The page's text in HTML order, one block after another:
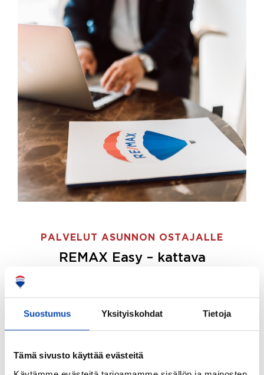
Suostumus Yksityiskohdat Tietoja
Tämä sivusto käyttää evästeitä
PALVELUT ASUNNON OSTAJALLE
REMAX Easy – kattava
ostajille.
Tee ostotoimeksianto ja etsimme juuri